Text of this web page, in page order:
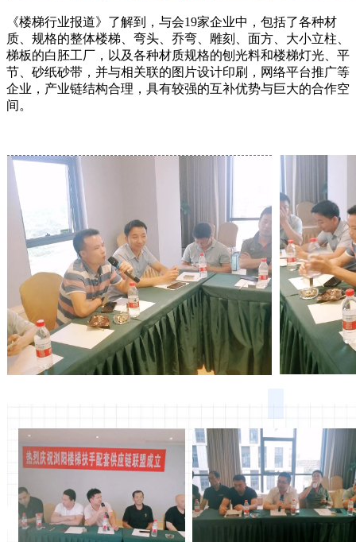
《楼梯行业报道》了解到，与会19家企业中，包括了各种材
质、规格的整体楼梯、弯头、乔弯、雕刻、面方、大小立柱、
梯板的白胚工厂，以及各种材质规格的刨光料和楼梯灯光、平
节、砂纸砂带，并与相关联的图片设计印刷，网络平台推广等
企业，产业链结构合理，具有较强的互补优势与巨大的合作空
间。